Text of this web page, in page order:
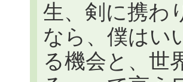
生、剣に携わ
なら、僕はい
る機会と、世